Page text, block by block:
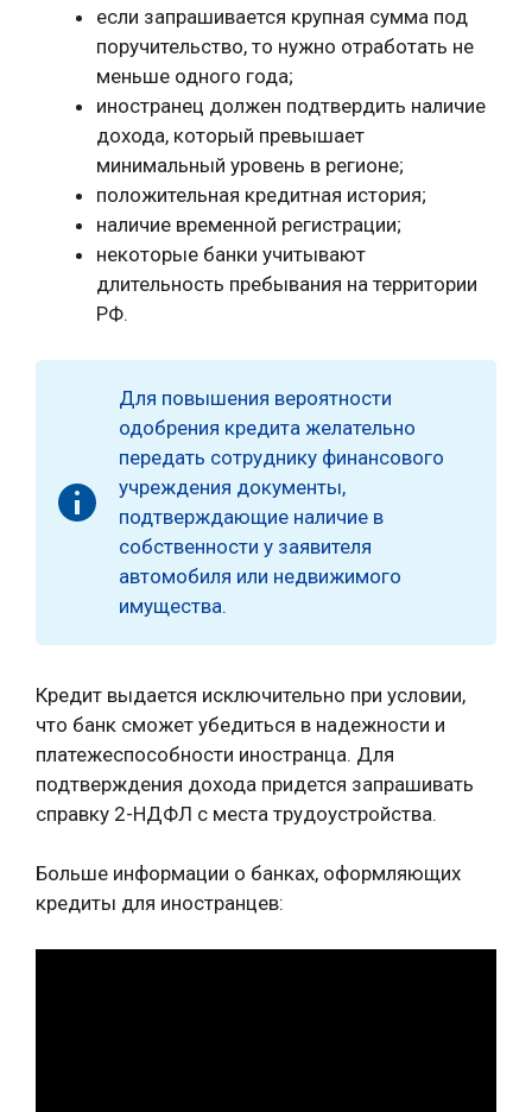
если запрашивается крупная сумма под
поручительство, то нужно отработать не
меньше одного года;
иностранец должен подтвердить наличие
дохода, который превышает
минимальный уровень в регионе;
положительная кредитная история;
наличие временной регистрации;
некоторые банки учитывают
длительность пребывания на территории
РФ.
Для повышения вероятности
одобрения кредита желательно
передать сотруднику финансового
учреждения документы,
подтверждающие наличие в
собственности у заявителя
автомобиля или недвижимого
имущества.
Кредит выдается исключительно при условии,
что банк сможет убедиться в надежности и
платежеспособности иностранца. Для
подтверждения дохода придется запрашивать
справку 2-НДФЛ с места трудоустройства.
Больше информации о банках, оформляющих
кредиты для иностранцев: